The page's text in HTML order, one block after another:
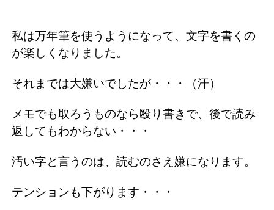
私は万年筆を使うようになって、文字を書くの
が楽しくなりました。
それまでは大嫌いでしたが・・・（汗）
メモでも取ろうものなら殴り書きで、後で読み
返してもわからない・・・
汚い字と言うのは、読むのさえ嫌になります。
テンションも下がります・・・